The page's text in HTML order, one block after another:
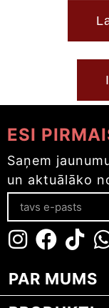
PAR MUMS
ESI
Saņem
un aktuālāko